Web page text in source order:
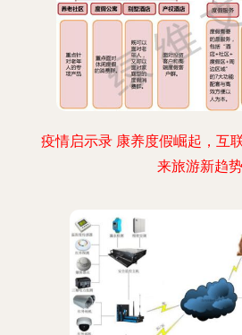
疫情启示录 康养度假崛起，互
来旅游新趋势